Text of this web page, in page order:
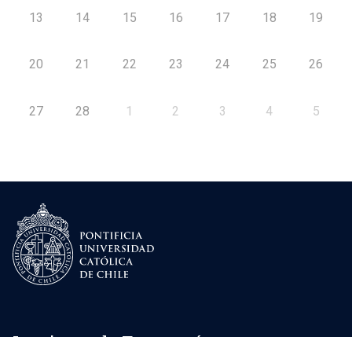
13 14 15 16 17 18 19
20 21 22 23 24 25 26
27 28 1 2 3 4 5